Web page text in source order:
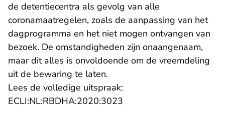
de detentiecentra als gevolg van alle
coronamaatregelen, zoals de aanpassing van het
dagprogramma en het niet mogen ontvangen van
bezoek. De omstandigheden zijn onaangenaam,
maar dit alles is onvoldoende om de vreemdeling
uit de bewaring te laten.
Lees de volledige uitspraak:
ECLI:NL:RBDHA:2020:3023